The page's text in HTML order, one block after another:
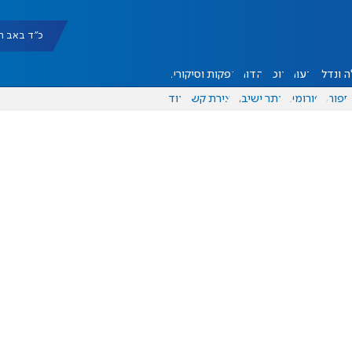
כ"ד באב תשפ"ו
ונדל"ן דעות אוכל יהדות הפקות וסיקורים
ספורט פורומים אתר ישיבה יצירת קשר עוד